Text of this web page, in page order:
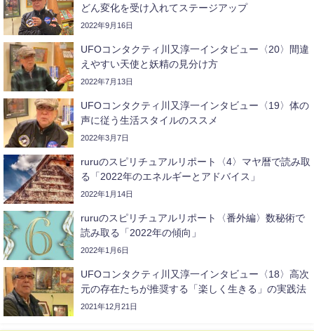
どん変化を受け入れてステージアップ
2022年9月16日
UFOコンタクティ川又淳一インタビュー〈20〉間違
えやすい天使と妖精の見分け方
2022年7月13日
UFOコンタクティ川又淳一インタビュー〈19〉体の
声に従う生活スタイルのススメ
2022年3月7日
ruruのスピリチュアルリポート〈4〉マヤ暦で読み取
る「2022年のエネルギーとアドバイス」
2022年1月14日
ruruのスピリチュアルリポート〈番外編〉数秘術で
読み取る「2022年の傾向」
2022年1月6日
UFOコンタクティ川又淳一インタビュー〈18〉高次
元の存在たちが推奨する「楽しく生きる」の実践法
2021年12月21日